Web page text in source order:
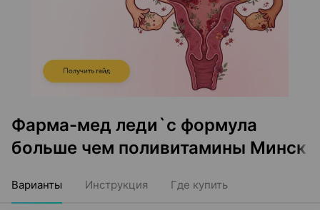
Фарма-мед леди`с формула
больше чем поливитамины Минск
Варианты Инструкция Где купить